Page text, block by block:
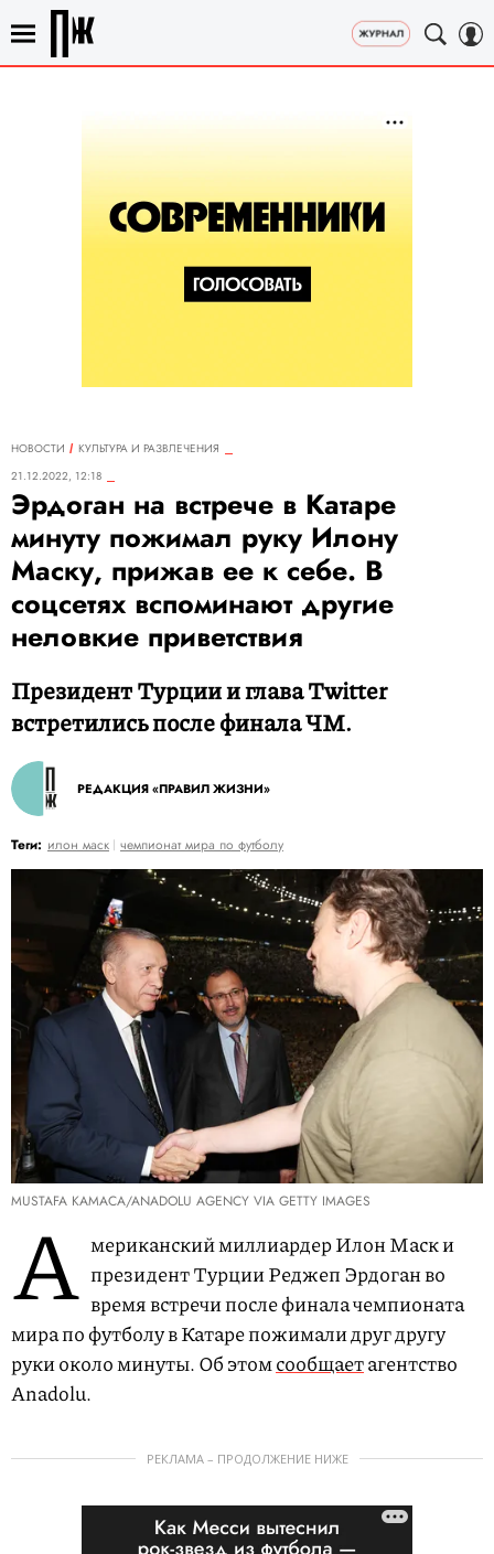
НОВОСТИ
КУЛЬТУРА И РАЗВЛЕЧЕНИЯ
21.12.2022, 12:18
Эрдоган на встрече в Катаре
минуту пожимал руку Илону
Маску, прижав ее к себе. В
соцсетях вспоминают другие
неловкие приветствия
Президент Турции и глава Twitter
встретились после финала ЧМ.
РЕДАКЦИЯ «ПРАВИЛ ЖИЗНИ»
Теги: илон маск чемпионат мира по футболу
MUSTAFA KAMACA/ANADOLU AGENCY VIA GETTY IMAGES
А мериканский миллиардер Илон Маск и
президент Турции Реджеп Эрдоган во
время встречи после финала чемпионата
мира по футболу в Катаре пожимали друг другу
руки около минуты. Об этомсообщаетагентство
Anadolu.
РЕКЛАМА – ПРОДОЛЖЕНИЕ НИЖЕ